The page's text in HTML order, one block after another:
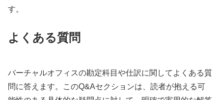
す。
よくある質問
バーチャルオフィスの勘定科目や仕訳に関してよくある質
問に答えます。このQ&Aセクションは、読者が抱える可